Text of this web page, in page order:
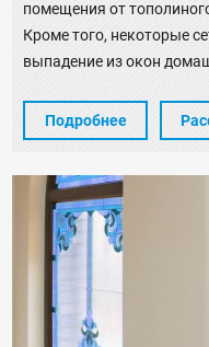
помещения от
Кроме того, некоторые
выпадение из окон
Подробнее